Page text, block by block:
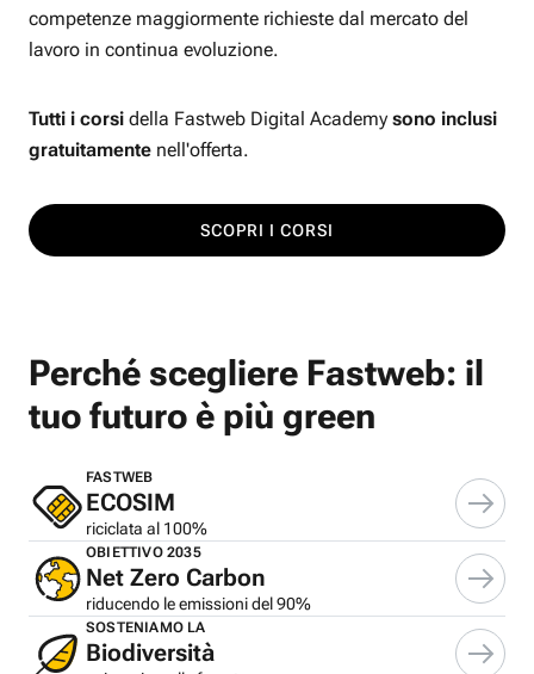
competenze maggiormente richieste dal mercato del
lavoro in continua evoluzione.
Tutti i corsi della Fastweb Digital Academy sono inclusi
gratuitamente nell'offerta.
SCOPRI I CORSI
Perché scegliere Fastweb: il
tuo futuro è più green
FASTWEB
ECOSIM
riciclata al 100%
OBIETTIVO 2035
Net Zero Carbon
riducendo le emissioni del 90%
SOSTENIAMO LA
Biodiversità